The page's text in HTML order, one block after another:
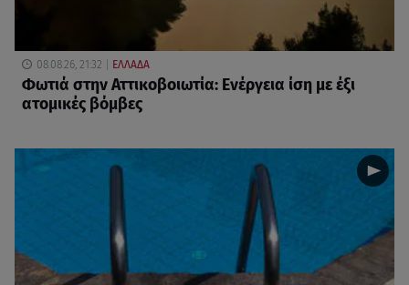
08.08.26, 21:32 ΕΛΛΑΔΑ
Φωτιά στην Αττικοβοιωτία: Ενέργεια ίση με έξι
ατομικές βόμβες